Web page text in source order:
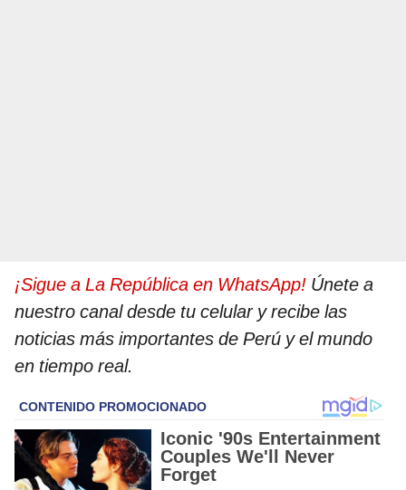
¡Sigue a La República en WhatsApp! Únete a
nuestro canal desde tu celular y recibe las
noticias más importantes de Perú y el mundo
en tiempo real.